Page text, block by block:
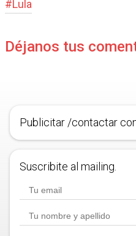
#Lula
Déjanos tus
Publicitar /contactar
Suscribite al mailing.